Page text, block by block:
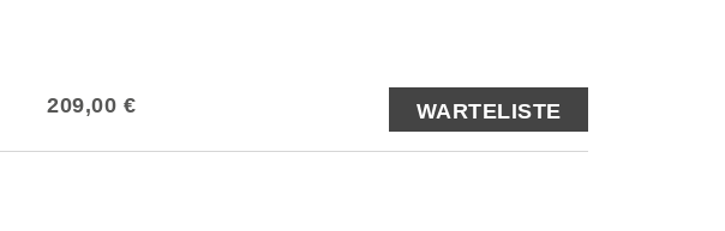
209,00 € WARTELISTE